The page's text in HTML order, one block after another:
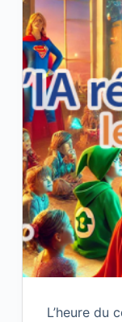
L’heure du